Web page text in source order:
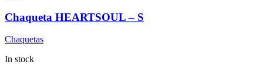
Chaqueta HEARTSOUL – S
Chaquetas
In stock